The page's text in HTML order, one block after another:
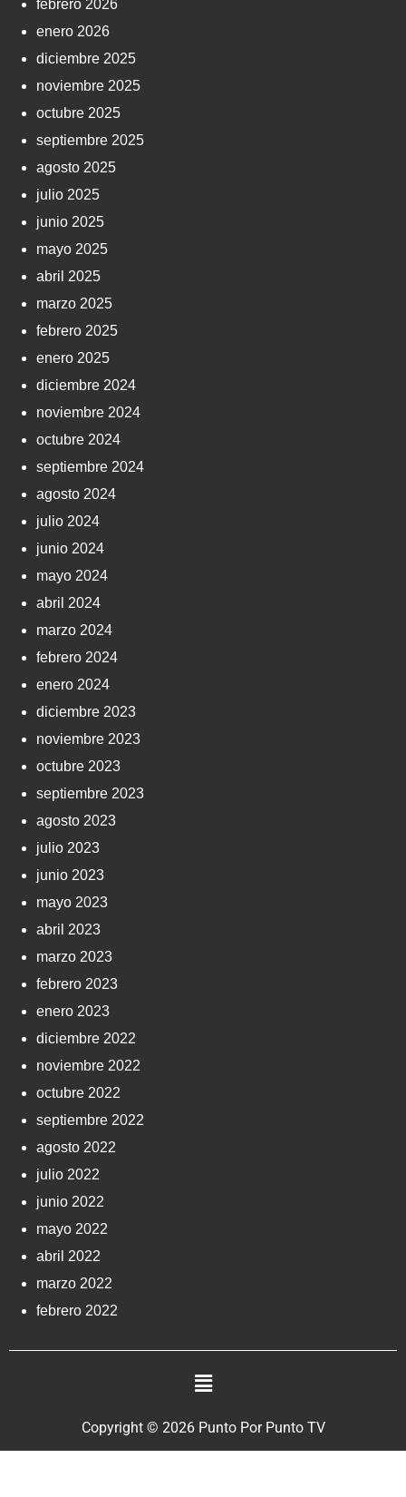
febrero 2026
enero 2026
diciembre 2025
noviembre 2025
octubre 2025
septiembre 2025
agosto 2025
julio 2025
junio 2025
mayo 2025
abril 2025
marzo 2025
febrero 2025
enero 2025
diciembre 2024
noviembre 2024
octubre 2024
septiembre 2024
agosto 2024
julio 2024
junio 2024
mayo 2024
abril 2024
marzo 2024
febrero 2024
enero 2024
diciembre 2023
noviembre 2023
octubre 2023
septiembre 2023
agosto 2023
julio 2023
junio 2023
mayo 2023
abril 2023
marzo 2023
febrero 2023
enero 2023
diciembre 2022
noviembre 2022
octubre 2022
septiembre 2022
agosto 2022
julio 2022
junio 2022
mayo 2022
abril 2022
marzo 2022
febrero 2022
Copyright © 2026 Punto Por Punto TV